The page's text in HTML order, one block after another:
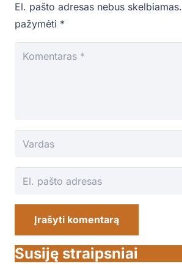
El. pašto adresas nebus skelbiamas.
pažymėti *
Įrašyti komentarą
Susiję straipsniai